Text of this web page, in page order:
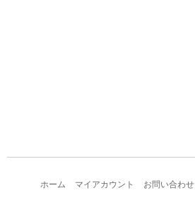
ホーム マイアカウント お問い合わせ